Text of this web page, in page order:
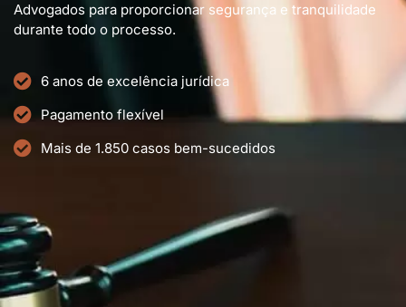
Advogados para proporcionar segurança e tranquilidade
durante todo o processo.
6 anos de excelência jurídica
Pagamento flexível
Mais de 1.850 casos bem-sucedidos